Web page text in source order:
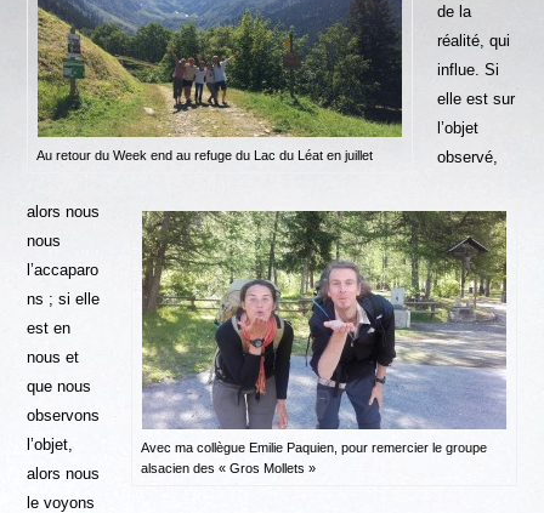
Au retour du Week end au refuge du Lac du Léat en juillet
Avec ma collègue Emilie Paquien, pour remercier le groupe
alsacien des « Gros Mollets »
de la
réalité, qui
influe. Si
elle est sur
l’objet
observé,
alors nous
nous
l’accaparo
ns ; si elle
est en
nous et
que nous
observons
l’objet,
alors nous
le voyons